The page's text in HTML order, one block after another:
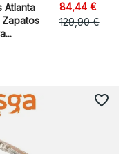
Atlanta
Zapatos
84,44 €
129,90 €
favorite_border